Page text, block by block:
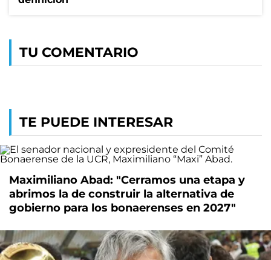
TU COMENTARIO
TE PUEDE INTERESAR
Maximiliano Abad: "Cerramos una etapa y
abrimos la de construir la alternativa de
gobierno para los bonaerenses en 2027"